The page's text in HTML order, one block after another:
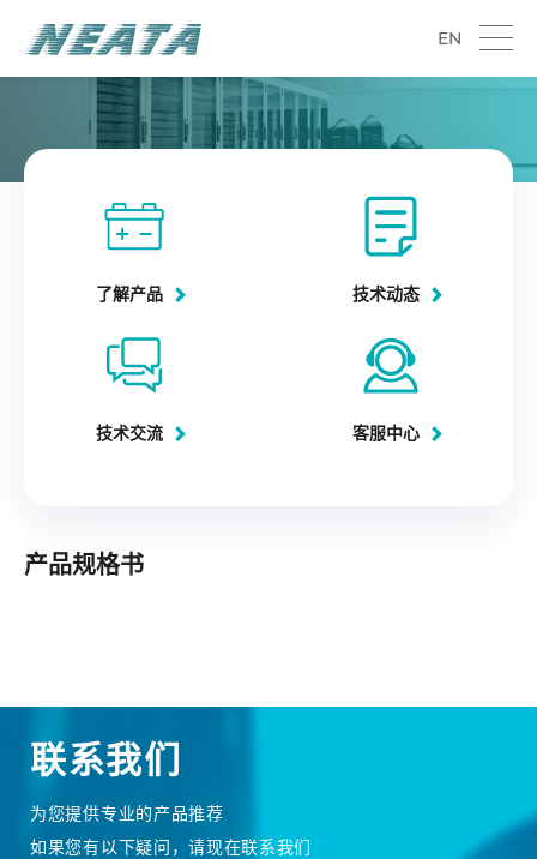
EN
了解产品 技术动态
技术交流 客服中心
产品规格书
联系我们
为您提供专业的产品推荐
如果您有以下疑问，请现在联系我们